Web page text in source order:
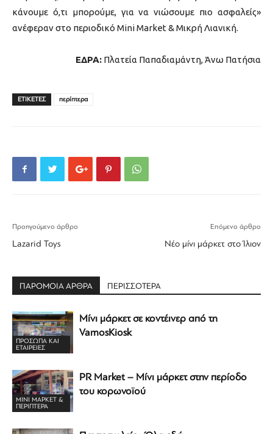
κάνουμε ό,τι μπορούμε, για να νιώσουμε πιο ασφαλείς»
ανέφεραν στο περιοδικό Mini Market & Μικρή Λιανική.
EΔΡΑ: Πλατεία Παπαδιαμάντη, Άνω Πατήσια
ΕΤΙΚΕΤΕΣ περίπτερα
Προηγούμενο άρθρο
Lazarid Toys
Επόμενο άρθρο
Νέο μίνι μάρκετ στο Ίλιον
ΠΑΡΟΜΟΙΑ ΑΡΘΡΑ ΠΕΡΙΣΣΟΤΕΡΑ
ΠΡΟΣΩΠΑ ΚΑΙ
ΕΤΑΙΡΕΙΕΣ
Μίνι μάρκετ σε κοντέινερ από τη
VamosKiosk
ΜΊΝΙ ΜΆΡΚΕΤ &
ΠΕΡΊΠΤΕΡΑ
PR Market – Μίνι μάρκετ στην περίοδο
του κορωνοϊού